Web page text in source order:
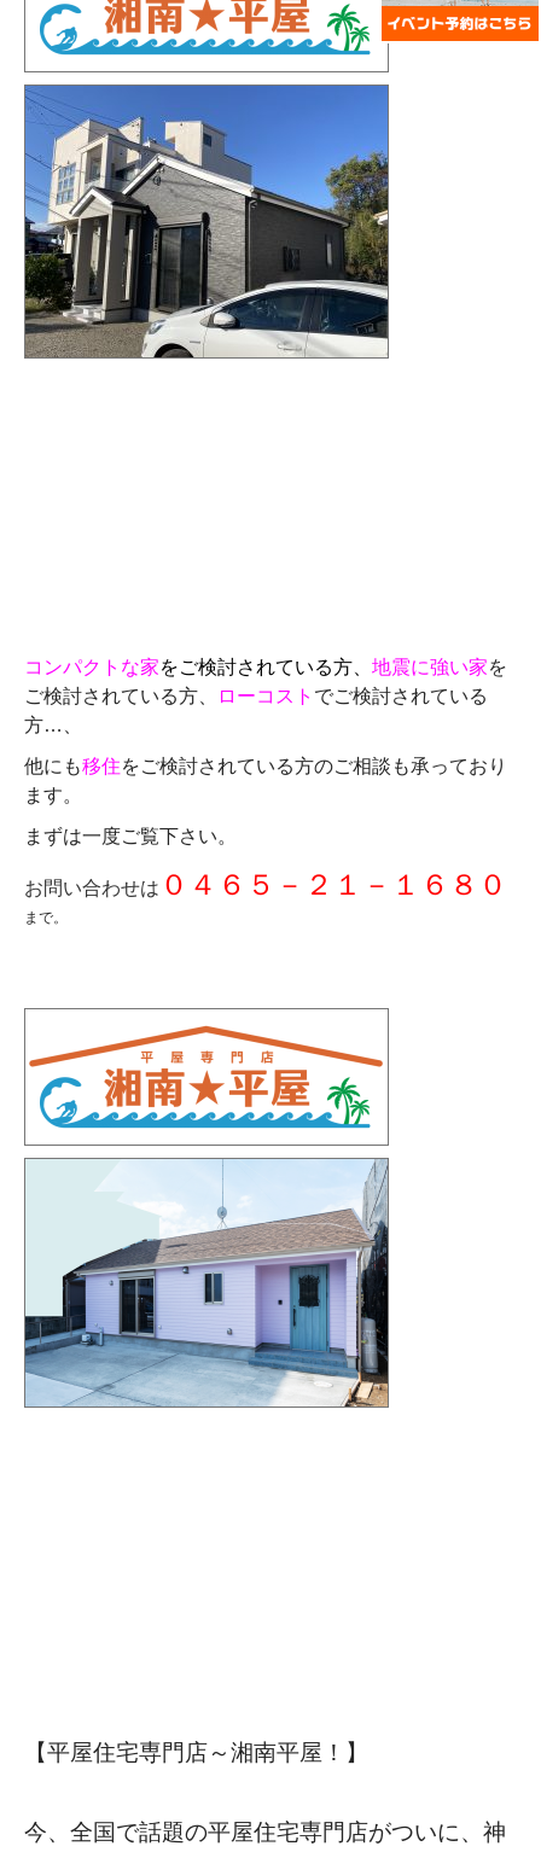
コンパクトな家をご検討されている方、 地震に強い家を
ご検討されている方、
ローコスト でご検討されている
方…、
他にも移住をご検討されている方のご相談も承っており
ます。
まずは一度ご覧下さい。
お問い合わせは ０４６５－２１－１６８０
まで。
【平屋住宅専門店～湘南平屋！】
今、全国で話題の平屋住宅専門店がついに、神